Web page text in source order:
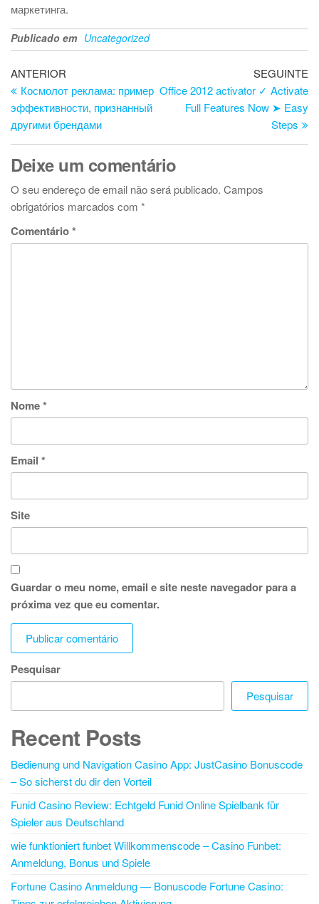
маркетинга.
Publicado em Uncategorized
Navegação
de
artigos
Artigo
anterior
ANTERIOR
Космолот реклама: пример
эффективности, признанный
другими брендами
SEGUINTE
Office 2012 activator ✓ Activate
Full Features Now ➤ Easy
Steps
Deixe um comentário
O seu endereço de email não será publicado. Campos
obrigatórios marcados com *
Comentário*
Nome*
Email *
Site
Guardar o meu nome, email e site neste navegador para a
próxima vez que eu comentar.
Pesquisar
Pesquisar
Recent Posts
Bedienung und Navigation Casino App: JustCasino Bonuscode
– So sicherst du dir den Vorteil
Funid Casino Review: Echtgeld Funid Online Spielbank für
Spieler aus Deutschland
wie funktioniert funbet Willkommenscode – Casino Funbet:
Anmeldung, Bonus und Spiele
Fortune Casino Anmeldung — Bonuscode Fortune Casino: